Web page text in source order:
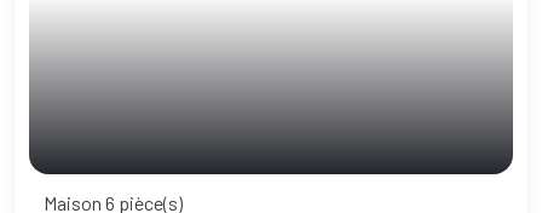
Maison 6 pièce(s)